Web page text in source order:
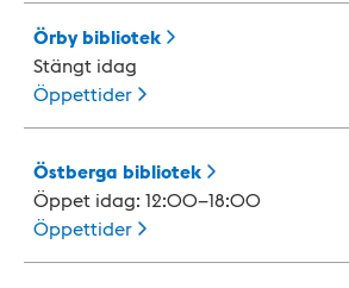
Örby bibliotek
Stängt idag
Öppettider
Östberga bibliotek
Öppet idag: 12:00–18:00
Öppettider